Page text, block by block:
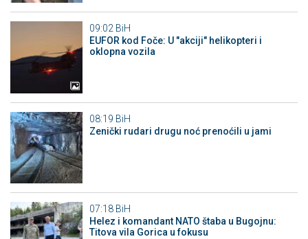
09:02 BiH
EUFOR kod Foče: U "akciji" helikopteri i
oklopna vozila
08:19 BiH
Zenički rudari drugu noć prenoćili u jami
07:18 BiH
Helez i komandant NATO štaba u Bugojnu:
Titova vila Gorica u fokusu